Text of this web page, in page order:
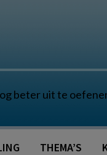
beter uit te
THEMA’S